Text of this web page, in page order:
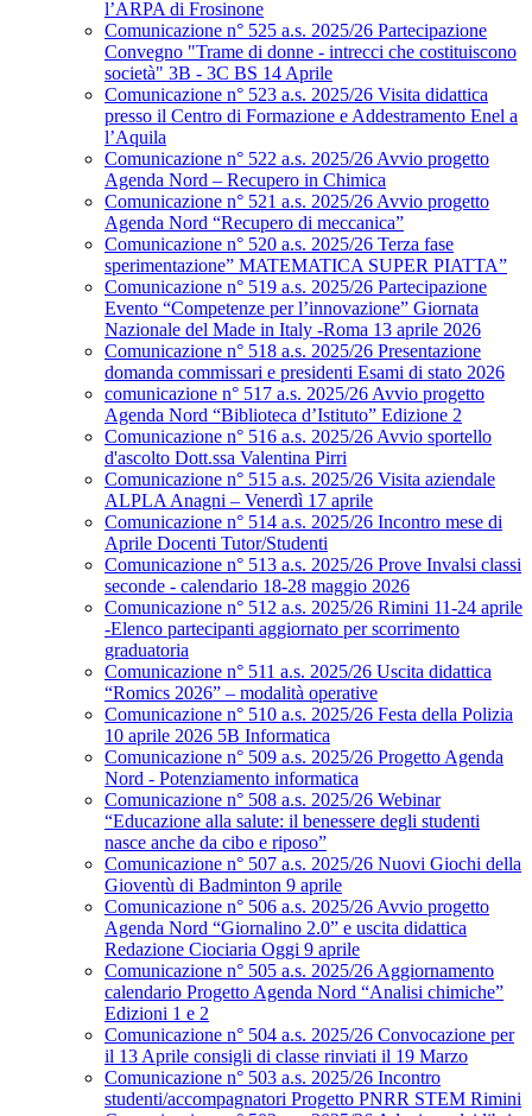
l’ARPA di Frosinone
Comunicazione n° 525 a.s. 2025/26 Partecipazione
Convegno "Trame di donne - intrecci che costituiscono
società" 3B - 3C BS 14 Aprile
Comunicazione n° 523 a.s. 2025/26 Visita didattica
presso il Centro di Formazione e Addestramento Enel a
l’Aquila
Comunicazione n° 522 a.s. 2025/26 Avvio progetto
Agenda Nord – Recupero in Chimica
Comunicazione n° 521 a.s. 2025/26 Avvio progetto
Agenda Nord “Recupero di meccanica”
Comunicazione n° 520 a.s. 2025/26 Terza fase
sperimentazione” MATEMATICA SUPER PIATTA”
Comunicazione n° 519 a.s. 2025/26 Partecipazione
Evento “Competenze per l’innovazione” Giornata
Nazionale del Made in Italy -Roma 13 aprile 2026
Comunicazione n° 518 a.s. 2025/26 Presentazione
domanda commissari e presidenti Esami di stato 2026
comunicazione n° 517 a.s. 2025/26 Avvio progetto
Agenda Nord “Biblioteca d’Istituto” Edizione 2
Comunicazione n° 516 a.s. 2025/26 Avvio sportello
d'ascolto Dott.ssa Valentina Pirri
Comunicazione n° 515 a.s. 2025/26 Visita aziendale
ALPLA Anagni – Venerdì 17 aprile
Comunicazione n° 514 a.s. 2025/26 Incontro mese di
Aprile Docenti Tutor/Studenti
Comunicazione n° 513 a.s. 2025/26 Prove Invalsi classi
seconde - calendario 18-28 maggio 2026
Comunicazione n° 512 a.s. 2025/26 Rimini 11-24 aprile
-Elenco partecipanti aggiornato per scorrimento
graduatoria
Comunicazione n° 511 a.s. 2025/26 Uscita didattica
“Romics 2026” – modalità operative
Comunicazione n° 510 a.s. 2025/26 Festa della Polizia
10 aprile 2026 5B Informatica
Comunicazione n° 509 a.s. 2025/26 Progetto Agenda
Nord - Potenziamento informatica
Comunicazione n° 508 a.s. 2025/26 Webinar
“Educazione alla salute: il benessere degli studenti
nasce anche da cibo e riposo”
Comunicazione n° 507 a.s. 2025/26 Nuovi Giochi della
Gioventù di Badminton 9 aprile
Comunicazione n° 506 a.s. 2025/26 Avvio progetto
Agenda Nord “Giornalino 2.0” e uscita didattica
Redazione Ciociaria Oggi 9 aprile
Comunicazione n° 505 a.s. 2025/26 Aggiornamento
calendario Progetto Agenda Nord “Analisi chimiche”
Edizioni 1 e 2
Comunicazione n° 504 a.s. 2025/26 Convocazione per
il 13 Aprile consigli di classe rinviati il 19 Marzo
Comunicazione n° 503 a.s. 2025/26 Incontro
studenti/accompagnatori Progetto PNRR STEM Rimini